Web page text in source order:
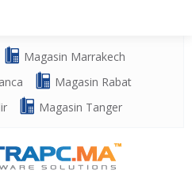
Magasin Marrakech
Magasin Rabat
Magasin Tanger